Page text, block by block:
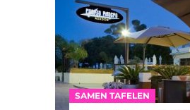
SAMEN TAFELEN